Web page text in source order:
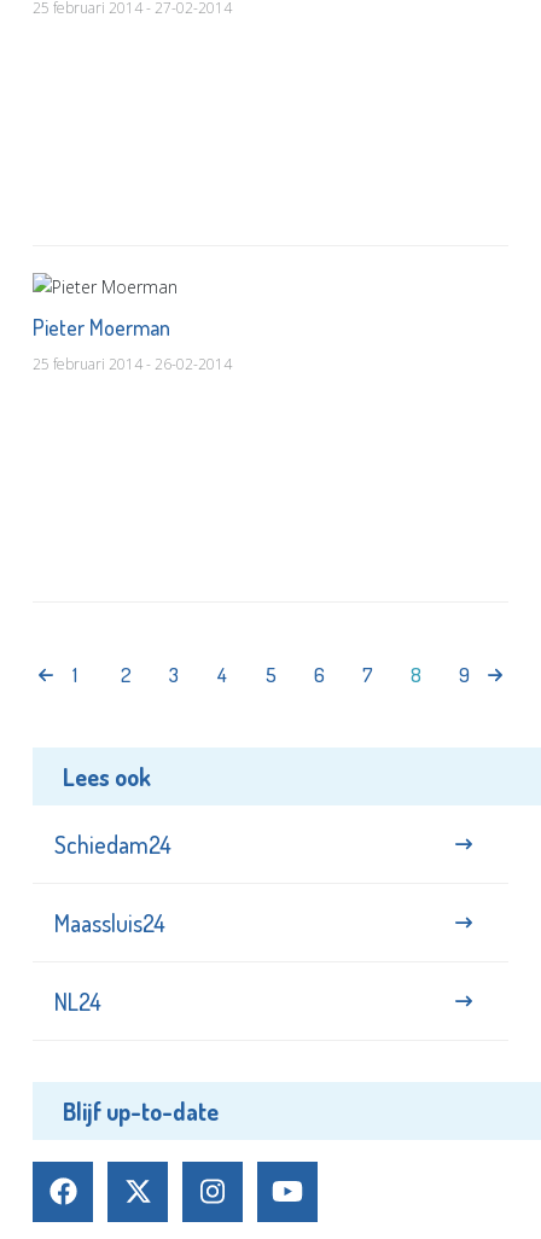
25 februari 2014 - 27-02-2014
Pieter Moerman
25 februari 2014 - 26-02-2014
1 2 3 4 5 6 7 8 9
Lees ook
Schiedam24
Maassluis24
NL24
Blijf up-to-date